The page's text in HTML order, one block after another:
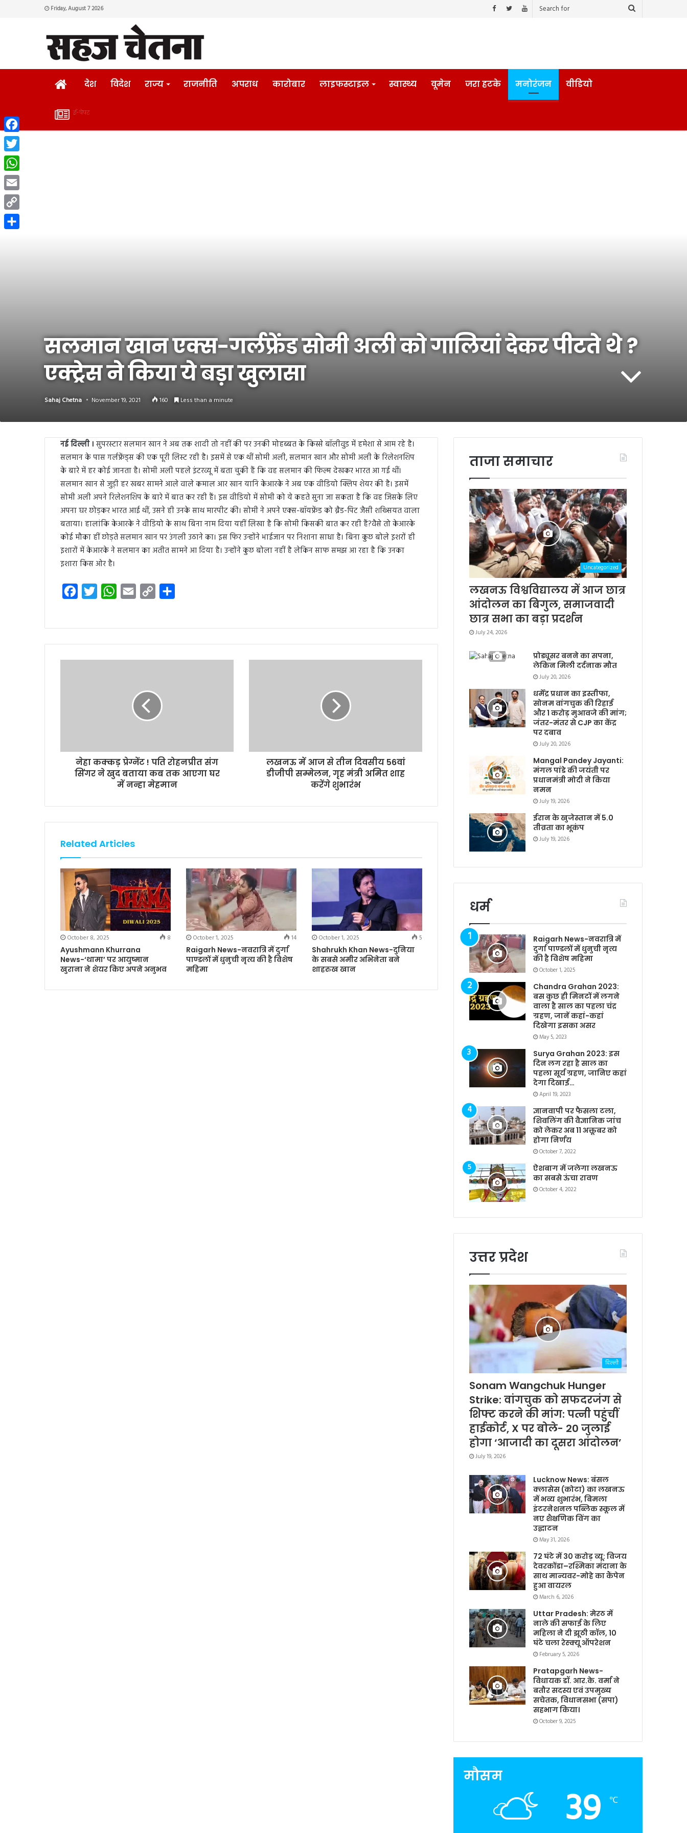
Friday, August 7 2026
HOMEदेश विदेश राज्य राजनीति अपराध कारोबार लाइफस्टाइल स्वास्थ्य वूमेन जरा हटके मनोरंजन वीडियो
ई-
ई-पेपर
सलमान खान एक्स-गर्लफ्रेंड सोमी अली को गालियां देकर पीटते थे ?
एक्ट्रेस ने किया ये बड़ा खुलासा
Sahaj Chetna November 19, 2021 160 Less than a minute
नई दिल्ली । सुपरस्टार सलमान खान ने अब तक शादी तो नहीं की पर उनकी मोहब्बत के किस्से बॉलीवुड में हमेशा से आम रहे है।
सलमान के पास गर्लफ्रेंड्स की एक पूरी लिस्ट रही है। इसमें से एक थीं सोमी अली, सलमान खान और सोमी अली के रिलेशनशिप
के बारे में हर कोई जानता है। सोमी अली पहले इंटरव्यू में बता चुकी हैं कि वह सलमान की फिल्म देखकर भारत आ गई थीं।
सलमान खान से जुड़ी हर खबर सामने आले वाले कमाल आर खान यानि केआरके ने अब एक वीडियो क्लिप शेयर की है। इसमें
सोमी अली अपने रिलेशनशिप के बारे में बात कर रही हैं। इस वीडियो में सोमी को ये कहते सुना जा सकता है कि वह जिसके लिए
अपना घर छोड़कर भारत आई थीं, उसने ही उनके साथ मारपीट की। सोमी ने अपने एक्स-बॉयफ्रेंड को ब्रैड-पिट जैसी शख्सियत वाला
बताया। हालांकि केआरके ने वीडियो के साथ बिना नाम दिया यहीं लिखा है कि सोमी किसकी बात कर रही हैं?वैसे तो केआरके
कोई मौका हीं छोड़ते सलमान खान पर उंगली उठाने का। इस फिर उन्होंने भाईजान पर निशाना साधा है। बिना कुछ बोले इशरों ही
इशारों में केआरके ने सलमान का अतीत सामने आ दिया है। उन्होंने कुछ बोला नहीं है लेकिन साफ समझ आ रहा है कि उनका
इशारा किस ओर है।
W
k
नेहा कक्कड़ प्रेग्नेंट ! पति रोहनप्रीत संग
सिंगर ने खुद बताया कब तक आएगा घर
में नन्हा मेहमान
लखनऊ में आज से तीन दिवसीय 56वां
डीजीपी सम्मेलन, गृह मंत्री अमित शाह
करेंगे शुभारंभ
Related Articles
October 8, 2025
8
Ayushmann Khurrana
News-‘थामा’ पर आयुष्मान
खुराना ने शेयर किए अपने अनुभव
October 1, 2025
14
Raigarh News-नवरात्रि में दुर्गा
पाण्डलों में धुनुची नृत्य की है विशेष
महिमा
October 1, 2025
5
Shahrukh Khan News-दुनिया
के सबसे अमीर अभिनेता बने
शाहरुख खान
ताजा समाचार
Uncategorized
लखनऊ विश्वविद्यालय में आज छात्र
आंदोलन का बिगुल, समाजवादी
छात्र सभा का बड़ा प्रदर्शन
July 24, 2026
प्रोड्यूसर बनने का सपना,
लेकिन मिली दर्दनाक मौत
July 20, 2026
धर्मेंद्र प्रधान का इस्तीफा,
सोनम वांगचुक की रिहाई
और 1 करोड़ मुआवजे की मांग;
जंतर-मंतर से CJP का केंद्र
पर दबाव
July 20, 2026
Mangal Pandey Jayanti:
मंगल पांडे की जयंती पर
प्रधानमंत्री मोदी ने किया
नमन
July 19, 2026
ईरान के खुजेस्तान में 5.0
तीव्रता का भूकंप
July 19, 2026
धर्म
Raigarh News-नवरात्रि में
दुर्गा पाण्डलों में धुनुची नृत्य
की है विशेष महिमा
October 1, 2025
Chandra Grahan 2023:
बस कुछ ही मिनटों में लगने
वाला है साल का पहला चंद्र
ग्रहण, जानें कहां-कहां
दिखेगा इसका असर
May 5, 2023
Surya Grahan 2023: इस
दिन लग रहा है साल का
पहला सूर्य ग्रहण, जानिए कहां
देगा दिखाई…
April 19, 2023
ज्ञानवापी पर फैसला टला,
शिवलिंग की वैज्ञानिक जांच
को लेकर अब 11 अक्तूबर को
होगा निर्णय
October 7, 2022
ऐशबाग में जलेगा लखनऊ
का सबसे ऊंचा रावण
October 4, 2022
उत्तर प्रदेश
दिल्ली
Sonam Wangchuk Hunger
Strike: वांगचुक को सफदरजंग से
शिफ्ट करने की मांग: पत्नी पहुंचीं
हाईकोर्ट, X पर बोले- 20 जुलाई
होगा ‘आजादी का दूसरा आंदोलन’
July 19, 2026
Lucknow News: बंसल
क्लासेस (कोटा) का लखनऊ
में भव्य शुभारंभ, बिमला
इंटरनेशनल पब्लिक स्कूल में
नए शैक्षणिक विंग का
उद्घाटन
May 31, 2026
72 घंटे में 30 करोड़ व्यू: विजय
देवरकोंडा–रश्मिका मंदाना के
साथ मान्यवर-मोहे का कैंपेन
हुआ वायरल
March 6, 2026
Uttar Pradesh: मेरठ में
नाले की सफाई के लिए
महिला ने दी झूठी कॉल, 10
घंटे चला रेस्क्यू ऑपरेशन
February 5, 2026
Pratapgarh News-
विधायक डॉ. आर.के. वर्मा ने
बतौर सदस्य एवं उपमुख्य
सचेतक, विधानसभा (सपा)
सहभाग किया।
October 9, 2025
मौसम
39 ℃
Facebook
Twitter
WhatsApp
Email
Copy
Link